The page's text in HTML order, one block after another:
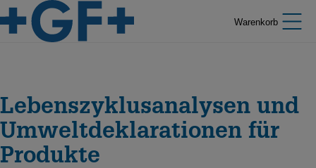
Warenkorb
Lebenszyklusanalysen und
Umweltdeklarationen für
Produkte